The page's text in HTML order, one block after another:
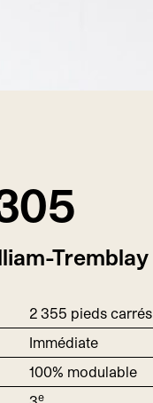
Tremblay
2 355 pieds carrés
Immédiate
100% modulable
e